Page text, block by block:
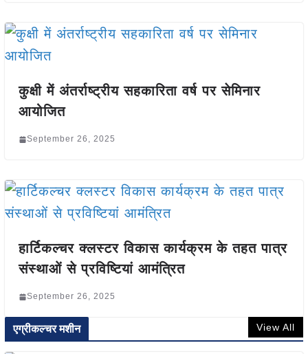
कुक्षी में अंतर्राष्ट्रीय सहकारिता वर्ष पर सेमिनार
आयोजित
September 26, 2025
हार्टिकल्चर क्लस्टर विकास कार्यक्रम के तहत पात्र
संस्थाओं से प्रविष्टियां आमंत्रित
September 26, 2025
एग्रीकल्चर मशीन View All